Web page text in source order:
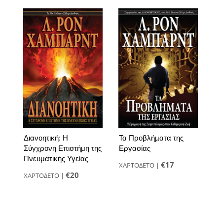
Διανοητική: Η
Σύγχρονη Επιστήμη της
Πνευματικής Υγείας
ΧΑΡΤΟΔΕΤΟ| €20
Τα Προβλήµατα της
Εργασίας
ΧΑΡΤΟΔΕΤΟ| €17